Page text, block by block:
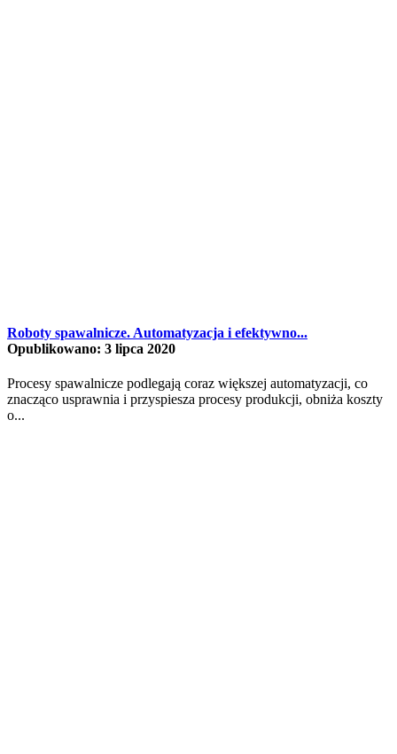
Roboty spawalnicze. Automatyzacja i efektywno...
Opublikowano: 3 lipca 2020
Procesy spawalnicze podlegają coraz większej automatyzacji, co
znacząco usprawnia i przyspiesza procesy produkcji, obniża koszty
o...